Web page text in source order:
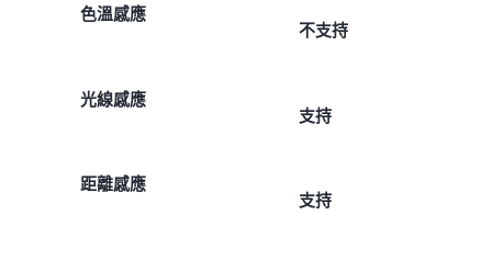
色溫感應
不支持
光線感應
支持
距離感應
支持